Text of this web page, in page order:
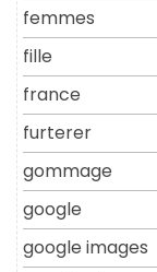
femmes
fille
france
furterer
gommage
google
google images